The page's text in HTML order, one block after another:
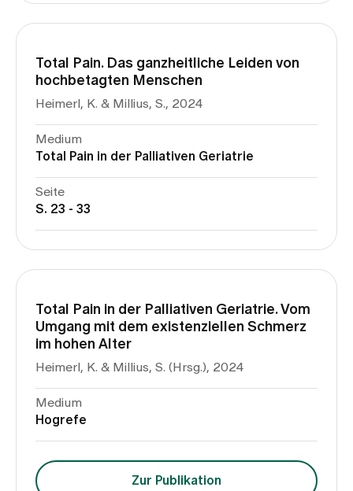
Total Pain. Das ganzheitliche Leiden von
hochbetagten Menschen
Heimerl, K. & Millius, S., 2024
Medium
Total Pain in der Palliativen Geriatrie
Seite
S. 23 - 33
Total Pain in der Palliativen Geriatrie. Vom
Umgang mit dem existenziellen Schmerz
im hohen Alter
Heimerl, K. & Millius, S. (Hrsg.), 2024
Medium
Hogrefe
Zur Publikation